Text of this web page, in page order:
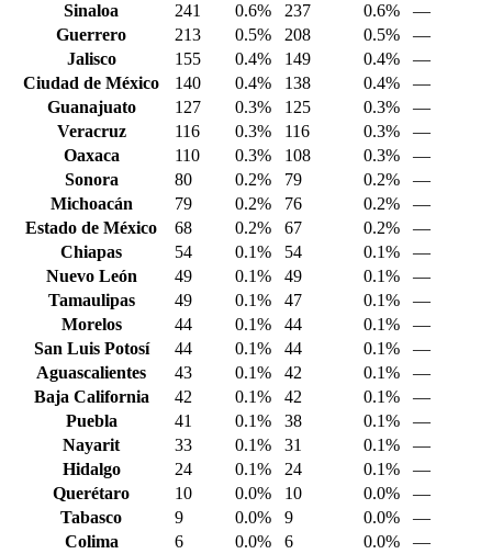
Sinaloa
241 0.6% 237 0.6%
—
Guerrero
213 0.5% 208 0.5%
—
Jalisco
155 0.4% 149 0.4%
—
Ciudad de México
140 0.4% 138 0.4%
—
Guanajuato
127 0.3% 125 0.3%
—
Veracruz
116 0.3% 116 0.3%
—
Oaxaca
110 0.3% 108 0.3%
—
Sonora
80 0.2% 79 0.2%
—
Michoacán
79 0.2% 76 0.2%
—
Estado de México
68 0.2% 67 0.2%
—
Chiapas
54 0.1% 54 0.1%
—
Nuevo León
49 0.1% 49 0.1%
—
Tamaulipas
49 0.1% 47 0.1%
—
Morelos
44 0.1% 44 0.1%
—
San Luis Potosí
44 0.1% 44 0.1%
—
Aguascalientes
43 0.1% 42 0.1%
—
Baja California
42 0.1% 42 0.1%
—
Puebla
41 0.1% 38 0.1%
—
Nayarit
33 0.1% 31 0.1%
—
Hidalgo
24 0.1% 24 0.1%
—
Querétaro
10 0.0% 10 0.0%
—
Tabasco
9 0.0% 9 0.0%
—
Colima
6 0.0% 6 0.0% —